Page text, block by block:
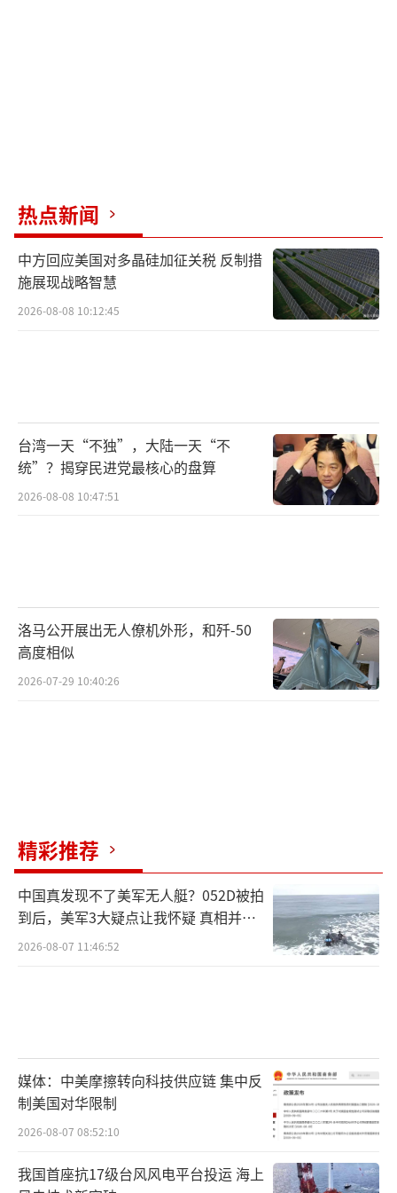
热点新闻
中方回应美国对多晶硅加征关税 反制措
施展现战略智慧
2026-08-08 10:12:45
台湾一天“不独”，大陆一天“不
统”？揭穿民进党最核心的盘算
2026-08-08 10:47:51
洛马公开展出无人僚机外形，和歼-50
高度相似
2026-07-29 10:40:26
精彩推荐
中国真发现不了美军无人艇？052D被拍
到后，美军3大疑点让我怀疑 真相并非
如此
2026-08-07 11:46:52
媒体：中美摩擦转向科技供应链 集中反
制美国对华限制
2026-08-07 08:52:10
我国首座抗17级台风风电平台投运 海上